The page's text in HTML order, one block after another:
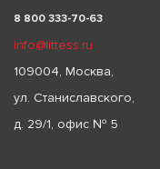
8 800 333-70-63
info@littess.ru
109004, Москва,
ул. Станиславского,
д. 29/1, офис № 5